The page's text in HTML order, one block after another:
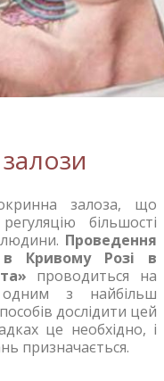
залоза, що
більшості
Проведення
Кривому Розі в
проводиться на
з найбільш
дослідити цей
це необхідно, і
призначається.